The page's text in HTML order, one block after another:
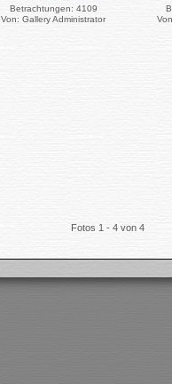
Betrachtungen: 4109
Von: Gallery Administrator
Fotos 1 - 4 von 4